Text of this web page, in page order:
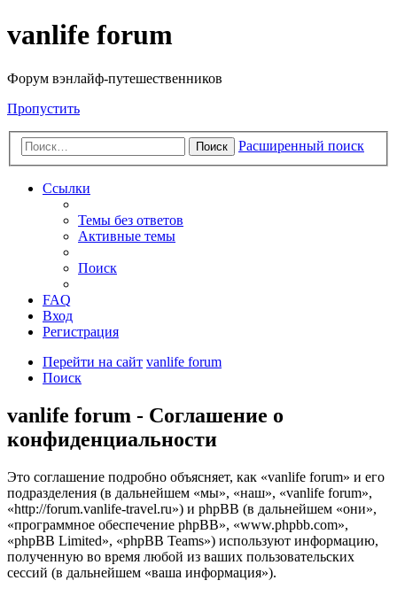
vanlife forum
Форум вэнлайф-путешественников
Пропустить
Поиск Расширенный поиск
Ссылки
Темы без ответов
Активные темы
Поиск
FAQ
Вход
Регистрация
Перейти на сайт vanlife forum
Поиск
vanlife forum - Соглашение о
конфиденциальности
Это соглашение подробно объясняет, как «vanlife forum» и его
подразделения (в дальнейшем «мы», «наш», «vanlife forum»,
«http://forum.vanlife-travel.ru») и phpBB (в дальнейшем «они»,
«программное обеспечение phpBB», «www.phpbb.com»,
«phpBB Limited», «phpBB Teams») используют информацию,
полученную во время любой из ваших пользовательских
сессий (в дальнейшем «ваша информация»).